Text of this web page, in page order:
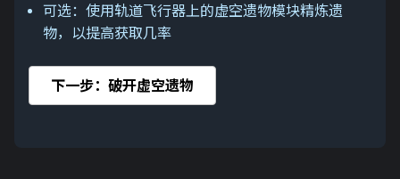
可选：使用轨道飞行器上的虚空遗物模块精炼遗
物，以提高获取几率
下一步：破开虚空遗物